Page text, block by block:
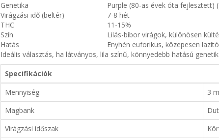
Genetika
Purple (80-as évek óta fejlesztett)
Virágzási idő (beltér)
7-8 hét
THC
11-15%
Szín
Lilás-bíbor virágok, különösen
Hatás
Enyhén euforikus, közepesen
Ideális választás, ha látványos, lila színű, könnyedebb hatású
Specifikációk
Mennyiség
3
Magbank
Virágzási időszak